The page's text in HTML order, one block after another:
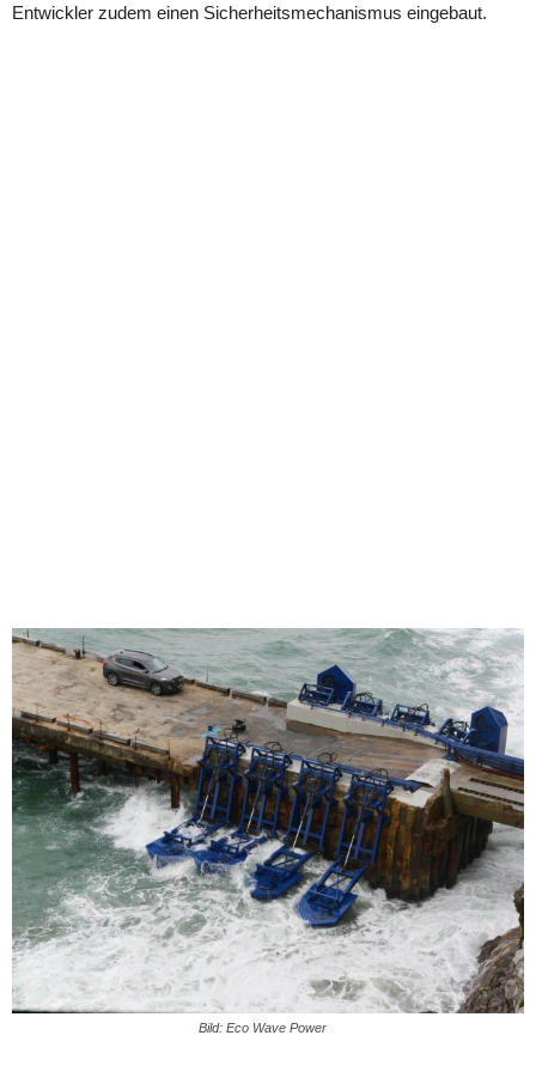
Entwickler zudem einen Sicherheitsmechanismus eingebaut.
Bild: Eco Wave Power